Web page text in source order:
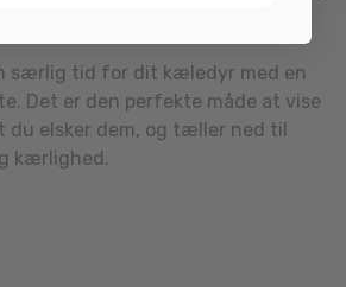
særlig tid for dit kæledyr med en
Det er den perfekte måde at vise
du elsker dem, og tæller ned til
kærlighed.